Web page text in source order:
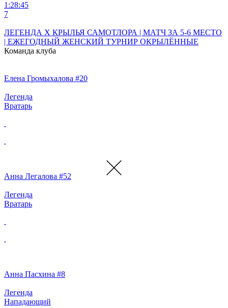
1:28:45
7
ЛЕГЕНДА X КРЫЛЬЯ САМОТЛОРА | МАТЧ ЗА 5-6 МЕСТО
| ЕЖЕГОДНЫЙ ЖЕНСКИЙ ТУРНИР ОКРЫЛЁННЫЕ
Команда клуба
Елена Громыхалова #20
Легенда
Вратарь
Анна Легалова #52
Легенда
Вратарь
Анна Пасхина #8
Легенда
Нападающий